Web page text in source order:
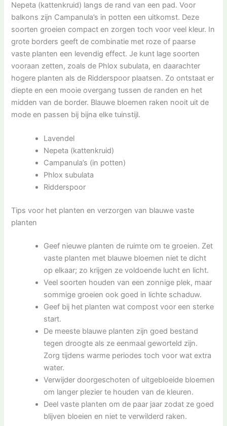
Nepeta (kattenkruid) langs de rand van een pad. Voor
balkons zijn Campanula’s in potten een uitkomst. Deze
soorten groeien compact en zorgen toch voor veel kleur. In
grote borders geeft de combinatie met roze of paarse
vaste planten een levendig effect. Je kunt lage soorten
vooraan zetten, zoals de Phlox subulata, en daarachter
hogere planten als de Ridderspoor plaatsen. Zo ontstaat er
diepte en een mooie overgang tussen de randen en het
midden van de border. Blauwe bloemen raken nooit uit de
mode en passen bij bijna elke tuinstijl.
Lavendel
Nepeta (kattenkruid)
Campanula’s (in potten)
Phlox subulata
Ridderspoor
Tips voor het planten en verzorgen van blauwe vaste
planten
Geef nieuwe planten de ruimte om te groeien. Zet
vaste planten met blauwe bloemen niet te dicht
op elkaar; zo krijgen ze voldoende lucht en licht.
Veel soorten houden van een zonnige plek, maar
sommige groeien ook goed in lichte schaduw.
Geef bij het planten wat compost voor een sterke
start.
De meeste blauwe planten zijn goed bestand
tegen droogte als ze eenmaal geworteld zijn.
Zorg tijdens warme periodes toch voor wat extra
water.
Verwijder doorgeschoten of uitgebloeide bloemen
om langer plezier te houden van de kleuren.
Deel vaste planten om de paar jaar zodat ze goed
blijven bloeien en niet te verwilderd raken.